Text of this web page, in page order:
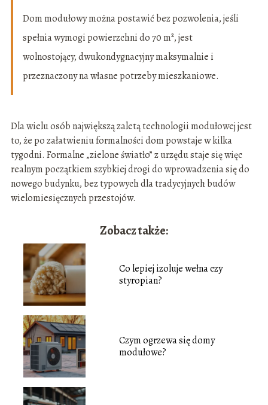
Dom modułowy można postawić bez pozwolenia, jeśli
spełnia wymogi powierzchni do 70 m², jest
wolnostojący, dwukondygnacyjny maksymalnie i
przeznaczony na własne potrzeby mieszkaniowe.
Dla wielu osób największą zaletą technologii modułowej jest
to, że po załatwieniu formalności dom powstaje w kilka
tygodni. Formalne „zielone światło” z urzędu staje się więc
realnym początkiem szybkiej drogi do wprowadzenia się do
nowego budynku, bez typowych dla tradycyjnych budów
wielomiesięcznych przestojów.
Zobacz także:
Co lepiej izoluje wełna czy
styropian?
Czym ogrzewa się domy
modułowe?